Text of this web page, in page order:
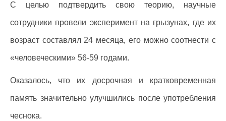
С целью подтвердить свою теорию, научные
сотрудники провели эксперимент на грызунах, где их
возраст составлял 24 месяца, его можно соотнести с
«человеческими» 56-59 годами.
Оказалось, что их досрочная и кратковременная
память значительно улучшились после употребления
чеснока.